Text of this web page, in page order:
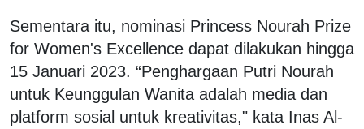
Sementara itu, nominasi Princess Nourah Prize
for Women's Excellence dapat dilakukan hingga
15 Januari 2023. “Penghargaan Putri Nourah
untuk Keunggulan Wanita adalah media dan
platform sosial untuk kreativitas," kata Inas Al-